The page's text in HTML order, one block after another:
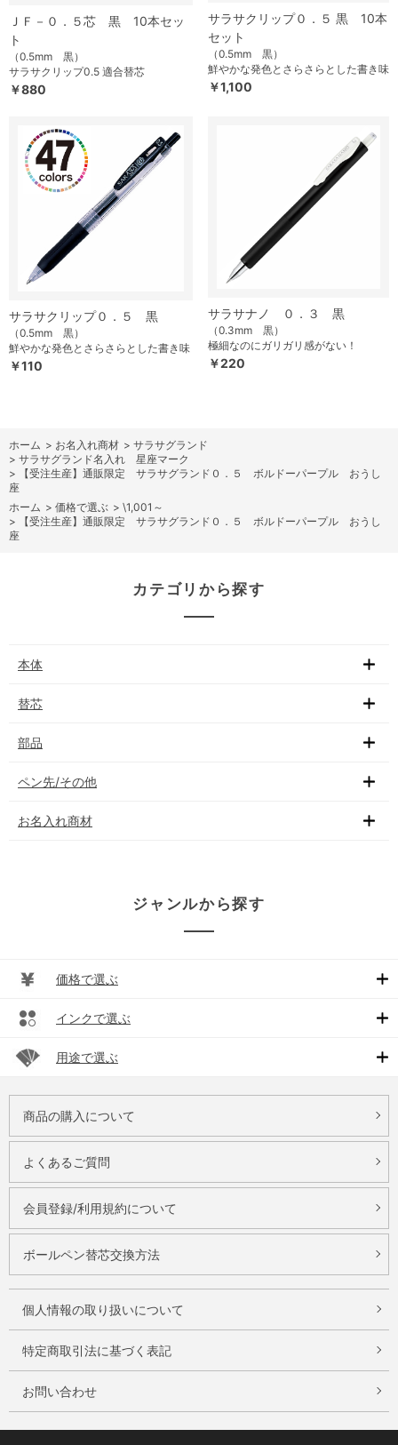
ＪＦ－０．５芯 黒 10本セッ
ト
（0.5mm 黒）
サラサクリップ0.5 適合替芯
￥880
サラサクリップ０．５ 黒 10本
セット
（0.5mm 黒）
鮮やかな発色とさらさらとした書き味
￥1,100
サラサクリップ０．５ 黒
（0.5mm 黒）
鮮やかな発色とさらさらとした書き味
￥110
サラサナノ ０．３ 黒
（0.3mm 黒）
極細なのにガリガリ感がない！
￥220
ホーム > お名入れ商材 > サラサグランド
> サラサグランド名入れ 星座マーク
>
【受注生産】通販限定 サラサグランド０．５ ボルドーパープル おうし
座
ホーム > 価格で選ぶ > \1,001～
>
【受注生産】通販限定 サラサグランド０．５ ボルドーパープル おうし
座
カテゴリから探す
本体
替芯
部品
ペン先/その他
お名入れ商材
ジャンルから探す
価格で選ぶ
インクで選ぶ
用途で選ぶ
商品の購入について
よくあるご質問
会員登録/利用規約について
ボールペン替芯交換方法
個人情報の取り扱いについて
特定商取引法に基づく表記
お問い合わせ